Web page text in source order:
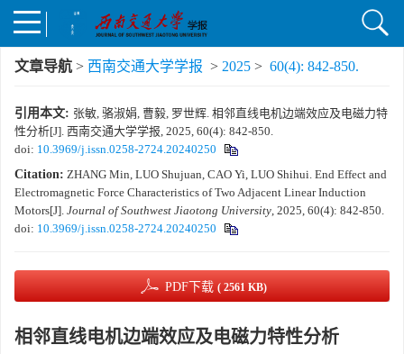
文章导航 > 西南交通大学学报 > 2025 > 60(4): 842-850.
引用本文: 张敏, 骆淑娟, 曹毅, 罗世辉. 相邻直线电机边端效应及电磁力特
性分析[J]. 西南交通大学学报, 2025, 60(4): 842-850.
doi: 10.3969/j.issn.0258-2724.20240250
Citation: ZHANG Min, LUO Shujuan, CAO Yi, LUO Shihui. End Effect and
Electromagnetic Force Characteristics of Two Adjacent Linear Induction
Motors[J]. Journal of Southwest Jiaotong University, 2025, 60(4): 842-850.
doi: 10.3969/j.issn.0258-2724.20240250
PDF下载 ( 2561 KB)
相邻直线电机边端效应及电磁力特性分析